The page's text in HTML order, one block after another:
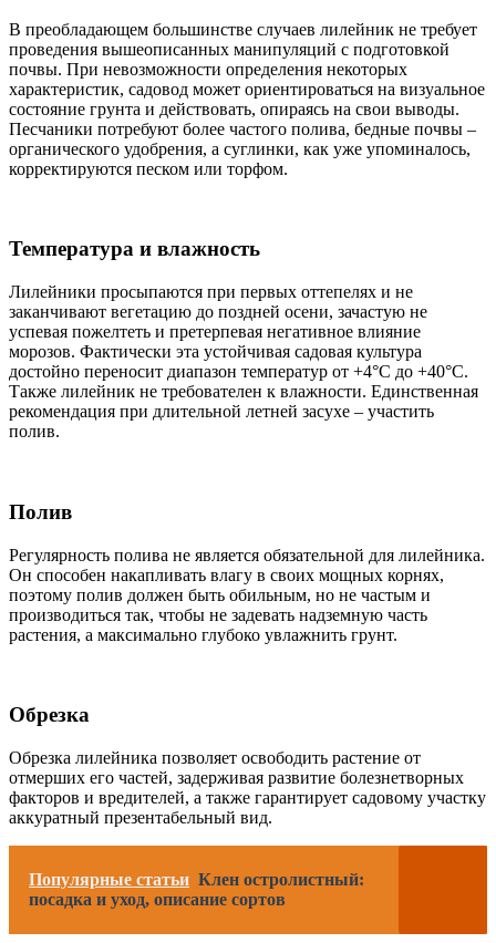
В преобладающем большинстве случаев лилейник не требует
проведения вышеописанных манипуляций с подготовкой
почвы. При невозможности определения некоторых
характеристик, садовод может ориентироваться на визуальное
состояние грунта и действовать, опираясь на свои выводы.
Песчаники потребуют более частого полива, бедные почвы –
органического удобрения, а суглинки, как уже упоминалось,
корректируются песком или торфом.
Температура и влажность
Лилейники просыпаются при первых оттепелях и не
заканчивают вегетацию до поздней осени, зачастую не
успевая пожелтеть и претерпевая негативное влияние
морозов. Фактически эта устойчивая садовая культура
достойно переносит диапазон температур от +4°С до +40°С.
Также лилейник не требователен к влажности. Единственная
рекомендация при длительной летней засухе – участить
полив.
Полив
Регулярность полива не является обязательной для лилейника.
Он способен накапливать влагу в своих мощных корнях,
поэтому полив должен быть обильным, но не частым и
производиться так, чтобы не задевать надземную часть
растения, а максимально глубоко увлажнить грунт.
Обрезка
Обрезка лилейника позволяет освободить растение от
отмерших его частей, задерживая развитие болезнетворных
факторов и вредителей, а также гарантирует садовому участку
аккуратный презентабельный вид.
Популярные статьи Клен остролистный:
посадка и уход, описание сортов